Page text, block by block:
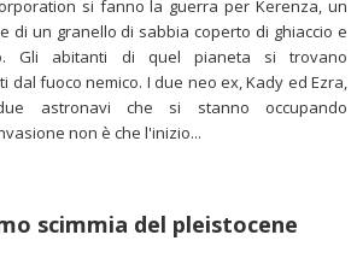
si fanno la guerra per Kerenza, un
di un granello di sabbia coperto di ghiaccio e
Gli abitanti di quel pianeta si trovano
dal fuoco nemico. I due neo ex, Kady ed Ezra,
astronavi che si stanno occupando
non è che l'inizio...
scimmia del pleistocene